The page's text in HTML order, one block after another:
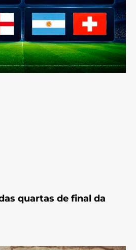
quartas de final da